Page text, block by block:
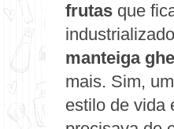
frutas que
manteiga
mais. Sim,
estilo de vida